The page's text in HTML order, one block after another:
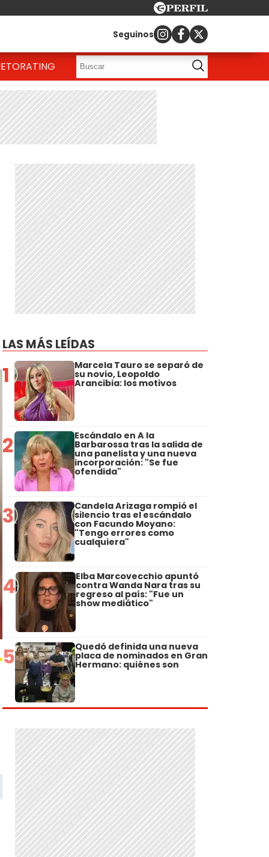
Seguinos
RATING
LAS MÁS LEÍDAS
1 Marcela Tauro se separó de
su novio, Leopoldo
Arancibia: los motivos
2 Escándalo en A la
Barbarossa tras la salida de
una panelista y una nueva
incorporación: "Se fue
ofendida"
3 Candela Arizaga rompió el
silencio tras el escándalo
con Facundo Moyano:
"Tengo errores como
cualquiera"
4 Elba Marcovecchio apuntó
contra Wanda Nara tras su
regreso al país: "Fue un
show mediático"
5 Quedó definida una nueva
placa de nominados en Gran
Hermano: quiénes son